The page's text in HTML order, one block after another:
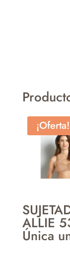
¡Oferta!
ALLIE
Única